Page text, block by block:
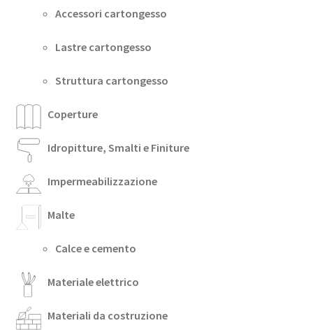
Accessori cartongesso
Lastre cartongesso
Struttura cartongesso
Coperture
Idropitture, Smalti e Finiture
Impermeabilizzazione
Malte
Calce e cemento
Materiale elettrico
Materiali da costruzione